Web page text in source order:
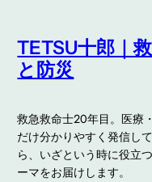
容
を
ス
ッ
プ
TETSU十郎｜
と防災
救急救命士20年目。医療
だけ分かりやすく発信し
ら、いざという時に役立
ーマをお届けします。